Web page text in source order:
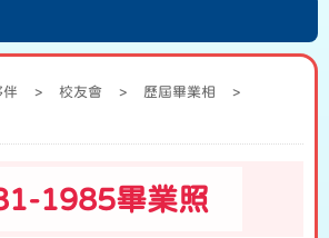
Classroom
伴 > 校友會 > 歷屆畢業相
>
1985畢業照